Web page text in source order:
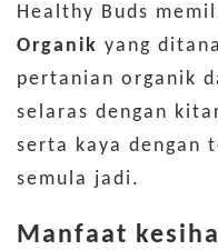
Healthy Buds
Organik yang
pertanian organik
selaras dengan
serta kaya dengan
semula jadi.
Manfaat